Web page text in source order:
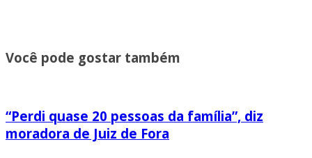
Você pode gostar também
“Perdi quase 20 pessoas da família”, diz
moradora de Juiz de Fora